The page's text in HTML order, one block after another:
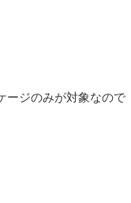
ージのみが対象なので